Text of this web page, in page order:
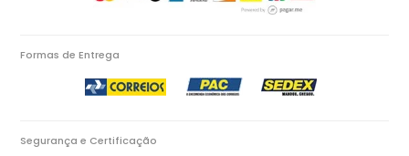
Formas de Entrega
Segurança e Certificação